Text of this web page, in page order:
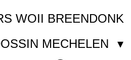
WOII BREENDONK
MECHELEN